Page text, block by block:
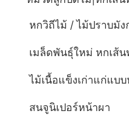
หกวิถีไม้ / ไม้ปราบมัง
เมล็ดพันธุ์ใหม่ หกเส้น
ไม้เนื้อแข็งเก่าแก่แบ
สนจูนิเปอร์หน้าผา